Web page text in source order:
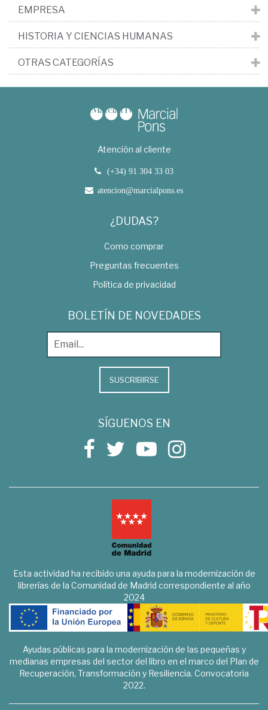
EMPRESA
HISTORIA Y CIENCIAS HUMANAS
OTRAS CATEGORÍAS
Atención al cliente
(+34) 91 304 33 03
atencion@marcialpons.es
¿DUDAS?
Como comprar
Preguntas frecuentes
Política de privacidad
BOLETÍN DE NOVEDADES
SUSCRIBIRSE
SÍGUENOS EN
Esta actividad ha recibido una ayuda para la modernización de
librerías de la Comunidad de Madrid correspondiente al año
2024
Ayudas públicas para la modernización de las pequeñas y
medianas empresas del sector del libro en el marco del Plan de
Recuperación, Transformación y Resiliencia. Convocatoria
2022.